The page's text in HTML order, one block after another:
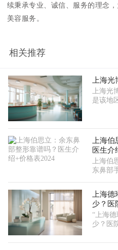
续秉承专业、诚信、服务的理念
美容服务。
相关推荐
上海
上海光
是该地
上海
医生介
上海伯
东鼻部
上海
少？医
“上海
少？医